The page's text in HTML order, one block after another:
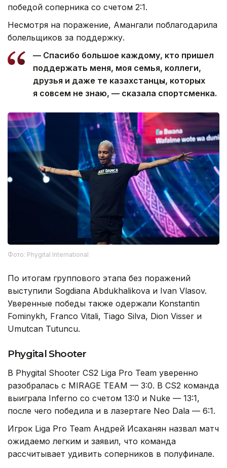
победой соперника со счетом 2:1.
Несмотря на поражение, Амангали поблагодарила
болельщиков за поддержку.
— Спасибо большое каждому, кто пришел
поддержать меня, моя семья, коллеги,
друзья и даже те казахстанцы, которых
я совсем не знаю, — сказала спортсменка.
Фото: Phygital International
По итогам группового этапа без поражений
выступили Sogdiana Abdukhalikova и Ivan Vlasov.
Уверенные победы также одержали Konstantin
Fominykh, Franco Vitali, Tiago Silva, Dion Visser и
Umutcan Tutuncu.
Phygital Shooter
В Phygital Shooter CS2 Liga Pro Team уверенно
разобралась с MIRAGE TEAM — 3:0. В CS2 команда
выиграла Inferno со счетом 13:0 и Nuke — 13:1,
после чего победила и в лазертаге Neo Dala — 6:1.
Игрок Liga Pro Team Андрей Исаханян назвал матч
ожидаемо легким и заявил, что команда
рассчитывает удивить соперников в полуфинале.